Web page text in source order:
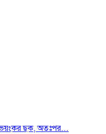
ভয়ংকর ছক, অতঃপর...